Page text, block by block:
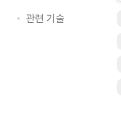
관련 기술